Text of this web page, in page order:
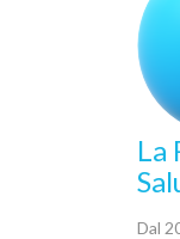
La
Dal